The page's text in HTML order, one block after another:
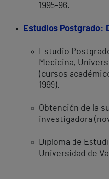
1995-96.
Estudios Postgrado:
Estudio
Medicina,
(cursos
1999).
Obtención de la
investigadora
Diploma de
Universidad de